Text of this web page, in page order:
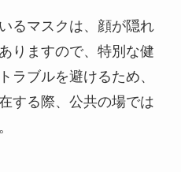
るマスクは、顔が隠れ
りますので、特別な健
ラブルを避けるため、
する際、公共の場では